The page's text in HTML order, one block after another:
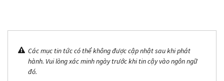
Các mục tin tức có thể không được cập nhật sau khi phát
hành. Vui lòng xác minh ngày trước khi tin cậy vào ngôn ngữ
đó.